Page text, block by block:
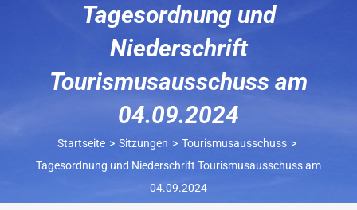
Tagesordnung und
Niederschrift
Tourismusausschuss am
04.09.2024
Startseite Sitzungen
Tourismusausschuss
Tagesordnung und Niederschrift Tourismusausschuss am
04.09.2024